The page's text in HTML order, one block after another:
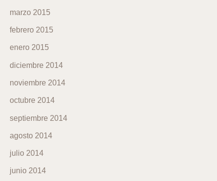
marzo 2015
febrero 2015
enero 2015
diciembre 2014
noviembre 2014
octubre 2014
septiembre 2014
agosto 2014
julio 2014
junio 2014